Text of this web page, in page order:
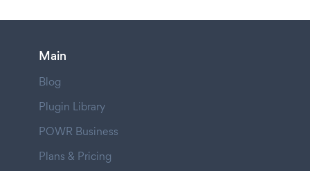
Main
Blog
Plugin Library
POWR Business
Plans & Pricing